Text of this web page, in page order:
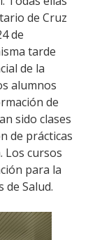
de Cruz
de
tarde
de la
alumnos
de
sido clases
de prácticas
Los cursos
para la
de Salud.